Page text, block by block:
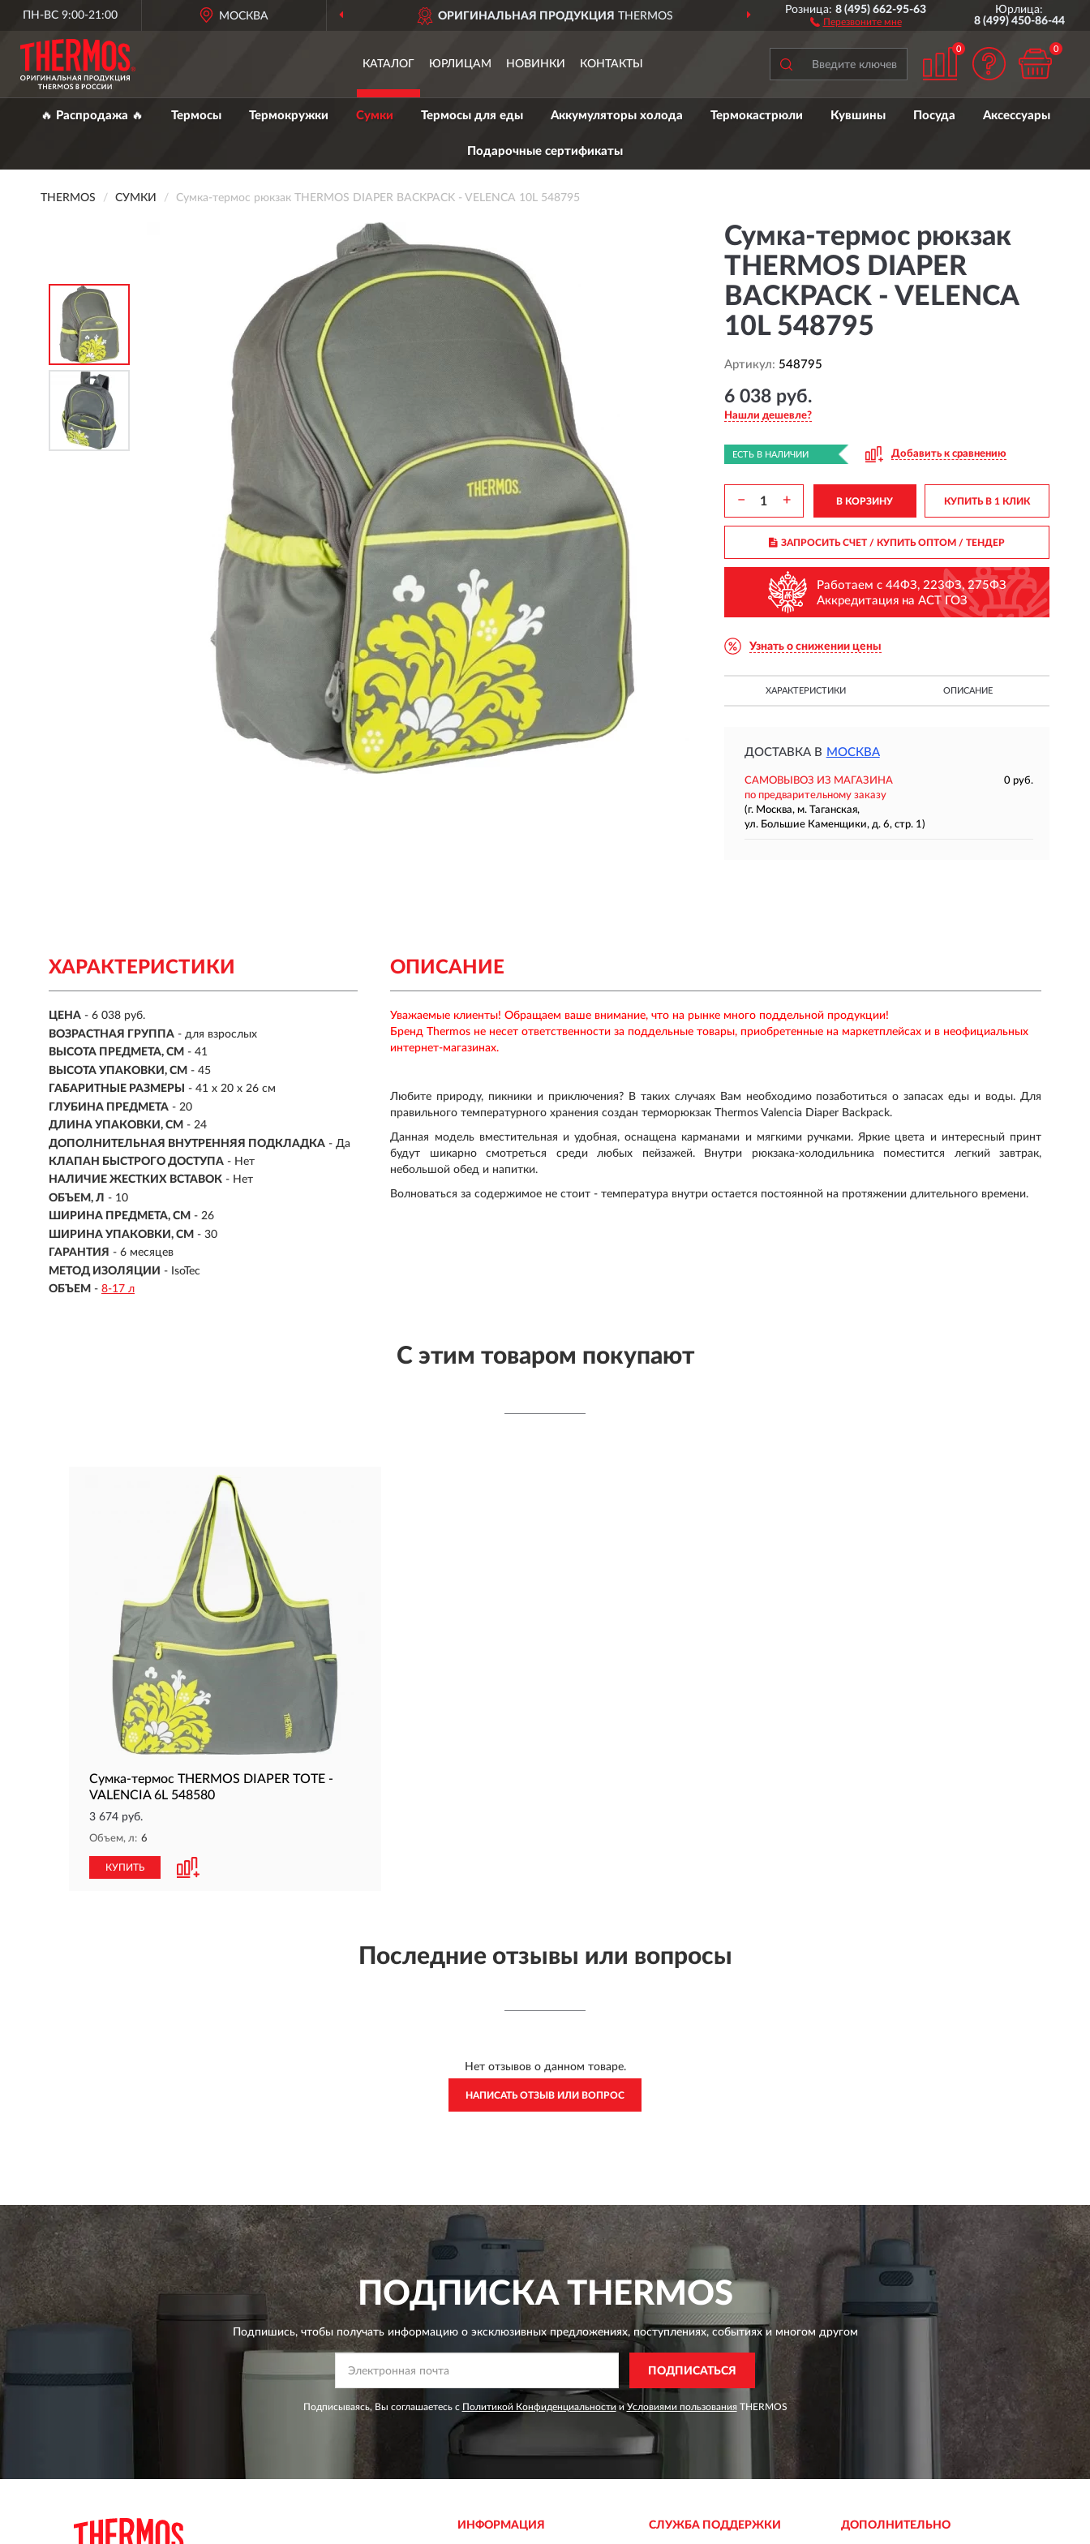
ПН-ВС 9:00-21:00 МОСКВА ОРИГИНАЛЬНАЯ ПРОДУКЦИЯ THERMOS ДОСТАВИМ ПО ВСЕЙ РОССИИ
Розница:8 (495) 662-95-63
Перезвоните мне
Юрлица:
8 (499) 450-86-44
КАТАЛОГ ЮРЛИЦАМ НОВИНКИ КОНТАКТЫ
0 0
🔥 Распродажа 🔥 Термосы Термокружки Сумки Термосы для еды Аккумуляторы холода Термокастрюли Кувшины Посуда Аксессуары
Подарочные сертификаты
THERMOS СУМКИ Сумка-термос рюкзак THERMOS DIAPER BACKPACK - VELENCA 10L 548795
Сумка-термос рюкзак
THERMOS DIAPER
BACKPACK - VELENCA
10L 548795
Артикул: 548795
6 038 руб.
Нашли дешевле?
ЕСТЬ В НАЛИЧИИ Добавить к сравнению
− + В КОРЗИНУ КУПИТЬ В 1 КЛИК
ЗАПРОСИТЬ СЧЕТ / КУПИТЬ ОПТОМ/ ТЕНДЕР
Работаем с 44ФЗ, 223ФЗ, 275ФЗ
Аккредитация на АСТ ГОЗ
Узнать о снижении цены
ХАРАКТЕРИСТИКИ ОПИСАНИЕ
ДОСТАВКА В МОСКВА
САМОВЫВОЗ ИЗ МАГАЗИНА
0 руб.
по предварительному заказу
(г. Москва, м. Таганская,
ул. Большие Каменщики, д. 6, стр. 1)
ХАРАКТЕРИСТИКИ
ЦЕНА - 6 038 руб.
ВОЗРАСТНАЯ ГРУППА - для взрослых
ВЫСОТА ПРЕДМЕТА, СМ - 41
ВЫСОТА УПАКОВКИ, СМ - 45
ГАБАРИТНЫЕ РАЗМЕРЫ
- 41 х 20 х 26 см
ГЛУБИНА ПРЕДМЕТА - 20
ДЛИНА УПАКОВКИ, СМ - 24
ДОПОЛНИТЕЛЬНАЯ ВНУТРЕННЯЯ ПОДКЛАДКА - Да
КЛАПАН БЫСТРОГО ДОСТУПА - Нет
НАЛИЧИЕ ЖЕСТКИХ ВСТАВОК - Нет
ОБЪЕМ, Л - 10
ШИРИНА ПРЕДМЕТА, СМ - 26
ШИРИНА УПАКОВКИ, СМ - 30
ГАРАНТИЯ - 6 месяцев
МЕТОД ИЗОЛЯЦИИ - IsoTec
ОБЪЕМ - 8-17 л
ОПИСАНИЕ
Уважаемые клиенты! Обращаем ваше внимание, что на рынке много поддельной продукции!
Бренд Thermos не несет ответственности за поддельные товары, приобретенные на маркетплейсах и в неофициальных
интернет-магазинах.
Любите природу, пикники и приключения? В таких случаях Вам необходимо позаботиться о запасах еды и воды. Для
правильного температурного хранения создан терморюкзак Thermos Valencia Diaper Backpack.
Данная модель вместительная и удобная, оснащена карманами и мягкими ручками. Яркие цвета и интересный принт
будут шикарно смотреться среди любых пейзажей. Внутри рюкзака-холодильника поместится легкий завтрак,
небольшой обед и напитки.
Волноваться за содержимое не стоит - температура внутри остается постоянной на протяжении длительного времени.
С этим товаром покупают
Сумка-термос THERMOS DIAPER TOTE -
VALENCIA 6L 548580
3 674 руб.
Объем, л: 6
КУПИТЬ
Последние отзывы или вопросы
Нет отзывов о данном товаре.
НАПИСАТЬ ОТЗЫВ ИЛИ ВОПРОС
ПОДПИСКАTHERMOS
Подпишись, чтобы получать информацию о эксклюзивных предложениях,поступлениях, событиях и многом другом
ПОДПИСАТЬСЯ
Подписываясь, Вы соглашаетесь с Политикой Конфиденциальности иУсловиями пользования THERMOS
ИНФОРМАЦИЯ СЛУЖБА ПОДДЕРЖКИ ДОПОЛНИТЕЛЬНО